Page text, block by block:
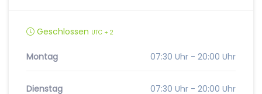
Geschlossen UTC + 2
Montag 07:30 Uhr - 20:00 Uhr
Dienstag 07:30 Uhr - 20:00 Uhr